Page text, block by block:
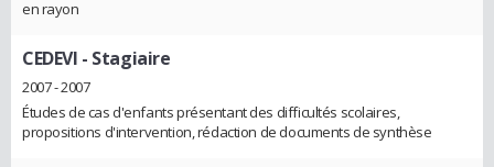
en rayon
CEDEVI - Stagiaire
2007 - 2007
Études de cas d'enfants présentant des difficultés scolaires,
propositions d'intervention, rédaction de documents de synthèse